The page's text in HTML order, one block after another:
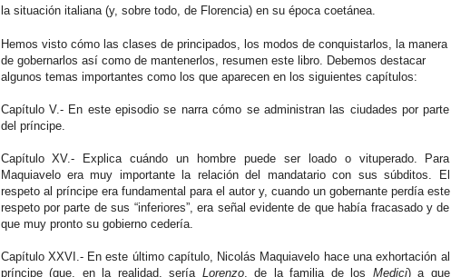
la situación italiana (y, sobre todo, de Florencia) en su época coetánea.
Hemos visto cómo las clases de principados, los modos de conquistarlos, la manera
de gobernarlos así como de mantenerlos, resumen este libro. Debemos destacar
algunos temas importantes como los que aparecen en los siguientes capítulos:
Capítulo V.- En este episodio se narra cómo se administran las ciudades por parte
del príncipe.
Capítulo XV.- Explica cuándo un hombre puede ser loado o vituperado. Para
Maquiavelo era muy importante la relación del mandatario con sus súbditos. El
respeto al príncipe era fundamental para el autor y, cuando un gobernante perdía este
respeto por parte de sus “inferiores”, era señal evidente de que había fracasado y de
que muy pronto su gobierno cedería.
Capítulo XXVI.- En este último capítulo, Nicolás Maquiavelo hace una exhortación al
príncipe (que, en la realidad, sería Lorenzo, de la familia de los Medici) a que